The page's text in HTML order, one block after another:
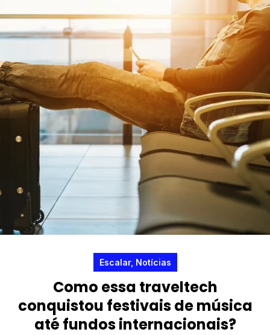
Escalar, Notícias
Como essa traveltech
conquistou festivais de música
até fundos internacionais?